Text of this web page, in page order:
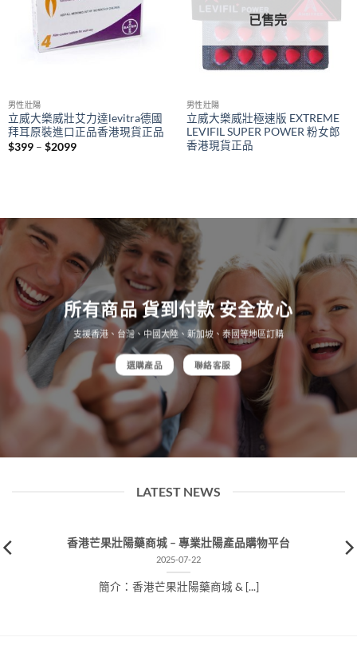
男性壯陽
立威大樂威壯艾力達levitra德國
拜耳原裝進口正品香港現貨正品
$399 – $2099Price
已售完
男性壯陽
立威大樂威壯極速版 EXTREME
LEVIFIL SUPER POWER 粉女郎
香港現貨正品
所有商品 貨到付款 安全放心
支援香港、台灣、中國大陸、新加坡、泰國等地區訂購
選購產品 聯絡客服
LATEST NEWS
香港芒果壯陽藥商城 – 專業壯陽產品購物平台
2025-07-22
​簡介：香港芒果壯陽藥商城 & [...]